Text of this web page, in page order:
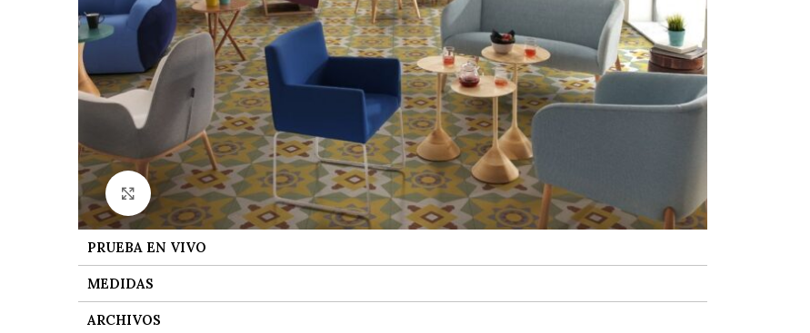
Ver tamaño grande
PRUEBA EN VIVO
MEDIDAS
ARCHIVOS